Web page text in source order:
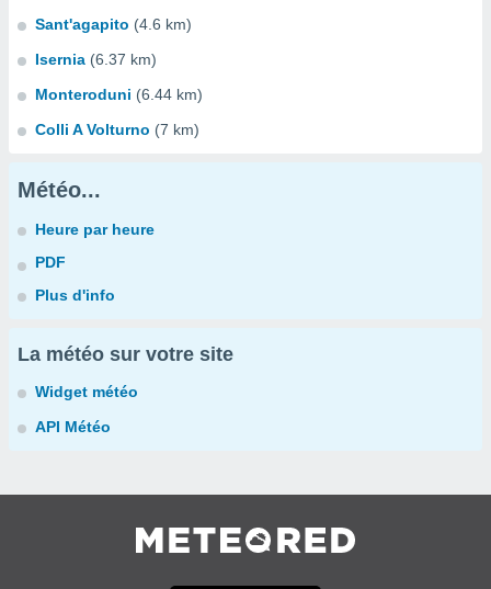
Sant'agapito (4.6 km)
Isernia (6.37 km)
Monteroduni (6.44 km)
Colli A Volturno (7 km)
Météo...
Heure par heure
PDF
Plus d'info
La météo sur votre site
Widget météo
API Météo